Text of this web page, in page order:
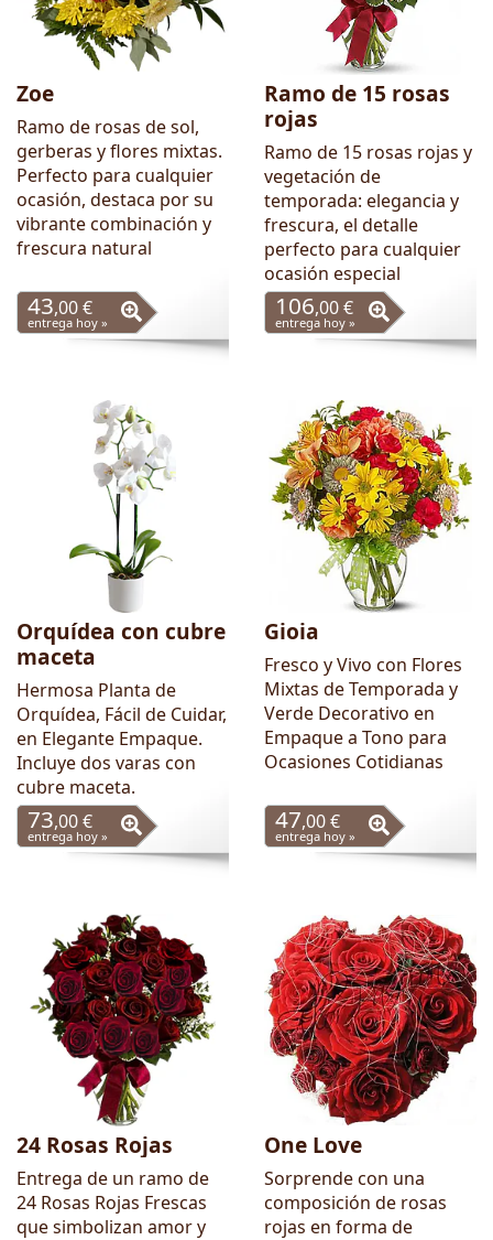
Zoe
Ramo de rosas de sol,
gerberas y flores mixtas.
Perfecto para cualquier
ocasión, destaca por su
vibrante combinación y
frescura natural
43,00 €
entrega hoy »
Ramo de 15 rosas
rojas
Ramo de 15 rosas rojas y
vegetación de
temporada: elegancia y
frescura, el detalle
perfecto para cualquier
ocasión especial
106,00 €
entrega hoy »
Orquídea con cubre
maceta
Hermosa Planta de
Orquídea, Fácil de Cuidar,
en Elegante Empaque.
Incluye dos varas con
cubre maceta.
73,00 €
entrega hoy »
Gioia
Fresco y Vivo con Flores
Mixtas de Temporada y
Verde Decorativo en
Empaque a Tono para
Ocasiones Cotidianas
47,00 €
entrega hoy »
24 Rosas Rojas
Entrega de un ramo de
24 Rosas Rojas Frescas
que simbolizan amor y
One Love
Sorprende con una
composición de rosas
rojas en forma de